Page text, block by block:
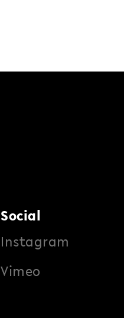
Social
Instagram
Vimeo